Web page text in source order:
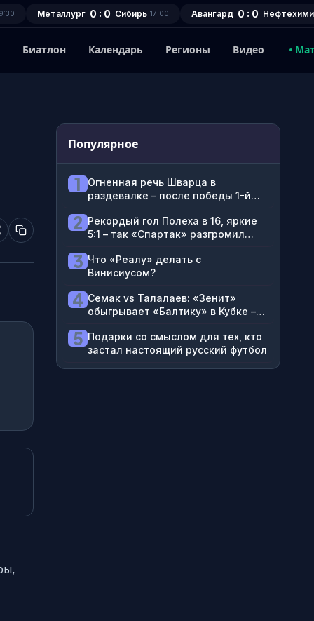
Металлург 0 : 0 Сибирь 17:00 Авангард 0 : 0
Биатлон Календарь Регионы Видео
Популярное
1
Огненная речь Шварца в
раздевалке – после победы 1-й
2 Рекордый гол Полеха в 16, яркие
5:1 – так «Спартак» разгромил
3 Что «Реалу» делать с
Винисиусом?
4 Семак vs Талалаев: «Зенит»
обыгрывает «Балтику» в Кубке –
ТВ» на ВидеоСпортсе’‘
5 Подарки со смыслом для тех, кто
застал настоящий русский футбол